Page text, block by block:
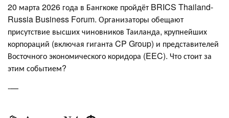
20 марта 2026 года в Бангкоке пройдёт BRICS Thailand-
Russia Business Forum. Организаторы обещают
присутствие высших чиновников Таиланда, крупнейших
корпораций (включая гиганта CP Group) и представителей
Восточного экономического коридора (EEC). Что стоит за
этим событием?
-—